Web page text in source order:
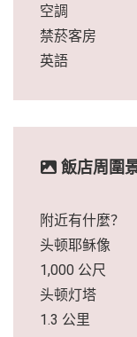
空調
禁菸客房
英語
飯店周圍
附近有什麼？
头顿耶稣像
1,000 公尺
头顿灯塔
1.3 公里